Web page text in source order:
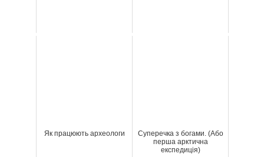
Як працюють археологи
Суперечка з богами. (Або
перша арктична
експедиція)